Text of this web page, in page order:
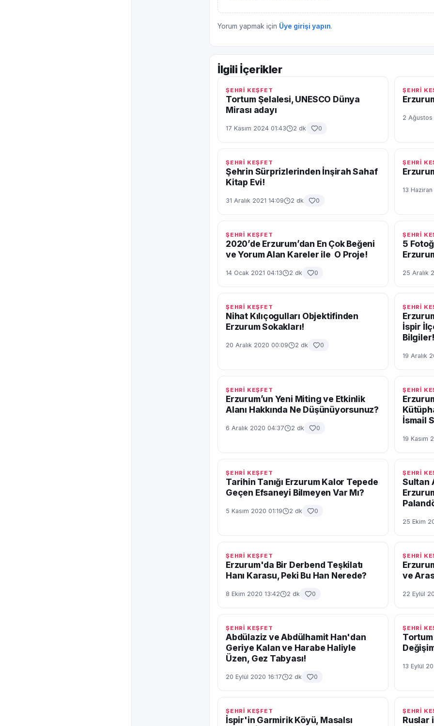
Yorum yapmak için Üye girişi yapın.
İlgili İçerikler
ŞEHRİ KEŞFET
Tortum Şelalesi, UNESCO Dünya
Mirası adayı
17 Kasım 2024 01:43 2 dk 0
ŞEHRİ
2
ŞEHRİ KEŞFET
Şehrin Sürprizlerinden İnşirah Sahaf
Kitap Evi!
31 Aralık 2021 14:09 2 dk 0
ŞEHRİ
13
ŞEHRİ KEŞFET
2020’de Erzurum’dan En Çok Beğeni
ve Yorum Alan Kareler ile O Proje!
14 Ocak 2021 04:13 2 dk 0
ŞEHRİ
5
25 Aralık
ŞEHRİ KEŞFET
Nihat Kılıçogulları Objektifinden
Erzurum Sokakları!
20 Aralık 2020 00:09 2 dk 0
ŞEHRİ
İspir
19 Aralık
ŞEHRİ KEŞFET
Erzurum’un Yeni Miting ve Etkinlik
Alanı Hakkında Ne Düşünüyorsunuz?
6 Aralık 2020 04:37 2 dk 0
ŞEHRİ
İsmail
19 Kasım
ŞEHRİ KEŞFET
Tarihin Tanığı Erzurum Kalor Tepede
Geçen Efsaneyi Bilmeyen Var Mı?
5 Kasım 2020 01:19 2 dk 0
ŞEHRİ
Sultan
25 Ekim
ŞEHRİ KEŞFET
Erzurum'da Bir Derbend Teşkilatı
Hanı Karasu, Peki Bu Han Nerede?
8 Ekim 2020 13:42 2 dk 0
ŞEHRİ
ve
22 Eylül
ŞEHRİ KEŞFET
Abdülaziz ve Abdülhamit Han'dan
Geriye Kalan ve Harabe Haliyle
Üzen, Gez Tabyası!
20 Eylül 2020 16:17 2 dk 0
ŞEHRİ
13 Eylül
ŞEHRİ KEŞFET
İspir'in Garmirik Köyü, Masalsı
ŞEHRİ
Ruslar